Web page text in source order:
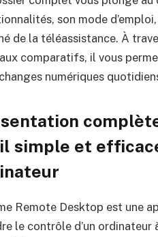
son mode
de la téléassistance. À
comparatifs, il vous
numériques
simple et
Remote Desktop est une
le contrôle d’un